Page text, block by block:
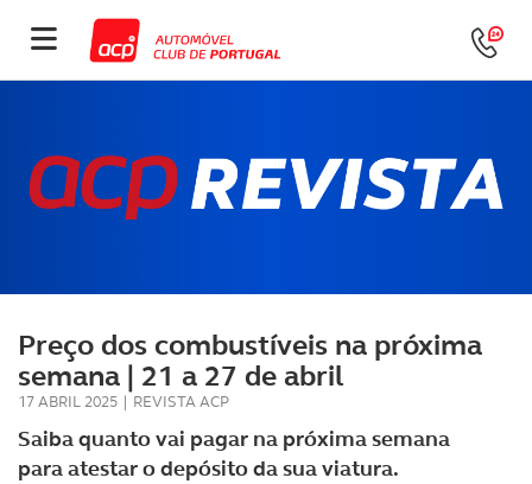
Preço dos combustíveis na próxima
semana | 21 a 27 de abril
17 ABRIL 2025 | REVISTA ACP
Saiba quanto vai pagar na próxima semana
para atestar o depósito da sua viatura.